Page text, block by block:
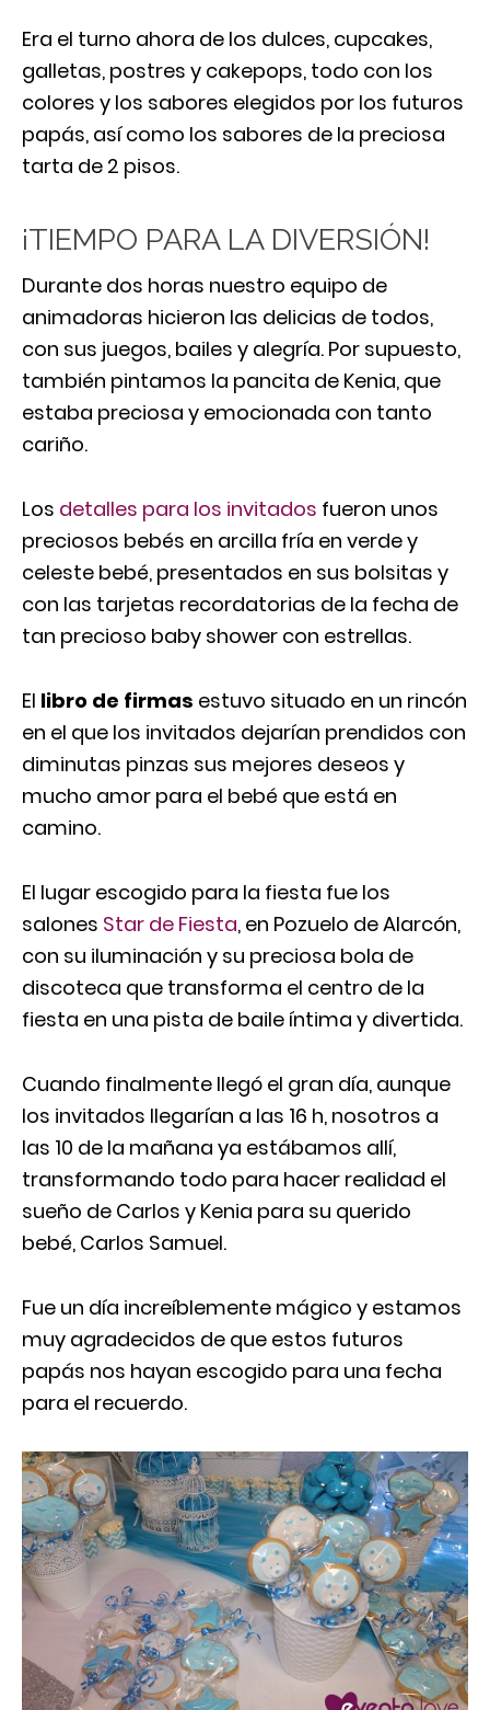
Era el turno ahora de los dulces, cupcakes,
galletas, postres y cakepops, todo con los
colores y los sabores elegidos por los futuros
papás, así como los sabores de la preciosa
tarta de 2 pisos.
¡TIEMPO PARA LA DIVERSIÓN!
Durante dos horas nuestro equipo de
animadoras hicieron las delicias de todos,
con sus juegos, bailes y alegría. Por supuesto,
también pintamos la pancita de Kenia, que
estaba preciosa y emocionada con tanto
cariño.
Los detalles para los invitados fueron unos
preciosos bebés en arcilla fría en verde y
celeste bebé, presentados en sus bolsitas y
con las tarjetas recordatorias de la fecha de
tan precioso baby shower con estrellas.
El libro de firmas estuvo situado en un rincón
en el que los invitados dejarían prendidos con
diminutas pinzas sus mejores deseos y
mucho amor para el bebé que está en
camino.
El lugar escogido para la fiesta fue los
salones Star de Fiesta, en Pozuelo de Alarcón,
con su iluminación y su preciosa bola de
discoteca que transforma el centro de la
fiesta en una pista de baile íntima y divertida.
Cuando finalmente llegó el gran día, aunque
los invitados llegarían a las 16 h, nosotros a
las 10 de la mañana ya estábamos allí,
transformando todo para hacer realidad el
sueño de Carlos y Kenia para su querido
bebé, Carlos Samuel.
Fue un día increíblemente mágico y estamos
muy agradecidos de que estos futuros
papás nos hayan escogido para una fecha
para el recuerdo.